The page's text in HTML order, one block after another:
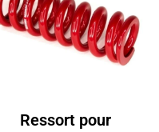
Ressort pour